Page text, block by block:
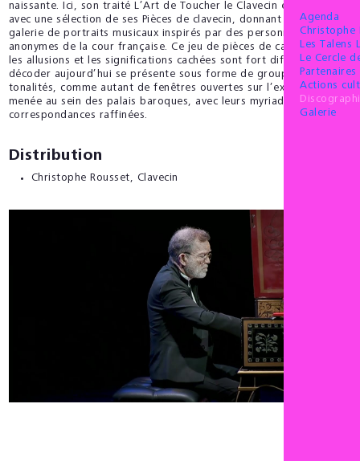
Agenda
Christophe
Les Talens
Le Cercle
Actions
Galerie
naissante. Ici, son traité L’Art de Toucher le Clavecin est panaché
avec une sélection de ses Pièces de clavecin, donnant lieu à une
galerie de portraits musicaux inspirés par des personnages
anonymes de la cour française. Ce jeu de pièces de caractère dont
les allusions et les significations cachées sont fort difficiles à
décoder aujourd’hui se présente sous forme de groupes par
tonalités, comme autant de fenêtres ouvertes sur l’existence
menée au sein des palais baroques, avec leurs myriades de
correspondances raffinées.
Distribution
Christophe Rousset, Clavecin